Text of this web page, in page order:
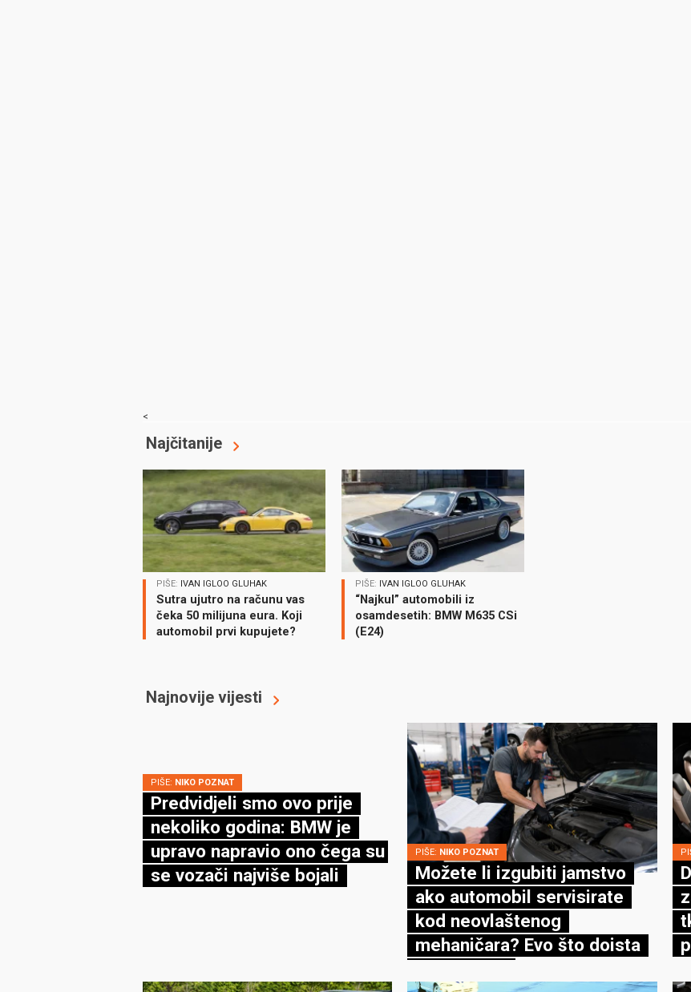
<
Najčitanije
PIŠE: IVAN IGLOO GLUHAK
Sutra ujutro na računu vas
čeka 50 milijuna eura. Koji
automobil prvi kupujete?
PIŠE: IVAN IGLOO GLUHAK
“Najkul” automobili iz
osamdesetih: BMW M635 CSi
(E24)
Najnovije vijesti
PIŠE: NIKO POZNAT
Predvidjeli smo ovo prije
nekoliko godina: BMW je
upravo napravio ono čega su
se vozači najviše bojali
PIŠE: NIKO POZNAT
Možete li izgubiti jamstvo
ako automobil servisirate
kod neovlaštenog
mehaničara? Evo što doista